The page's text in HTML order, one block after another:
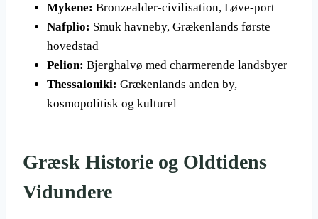
Mykene: Bronzealder-civilisation, Løve-port
Nafplio: Smuk havneby, Grækenlands første
hovedstad
Pelion: Bjerghalvø med charmerende landsbyer
Thessaloniki: Grækenlands anden by,
kosmopolitisk og kulturel
Græsk Historie og Oldtidens
Vidundere